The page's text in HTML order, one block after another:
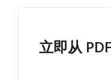
立即从